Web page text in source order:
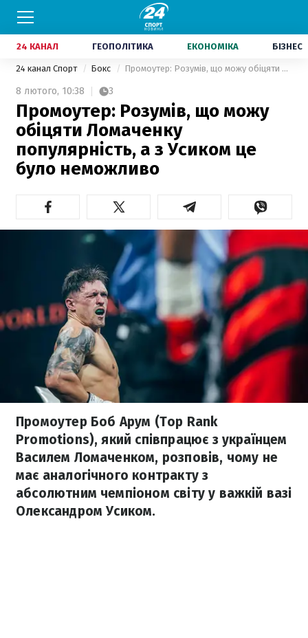
24 КАНАЛ ГЕОПОЛІТИКА ЕКОНОМІКА БІЗНЕС
24 канал Спорт Бокс Промоутер: Розумів, що можу обіцяти Ломаченку популярність, а з Усиком це було неможливо
8 лютого, 10:38 3
Промоутер: Розумів, що можу
обіцяти Ломаченку
популярність, а з Усиком це
було неможливо
Промоутер Боб Арум (Top Rank
Promotions), який співпрацює з українцем
Василем Ломаченком, розповів, чому не
має аналогічного контракту з
абсолютним чемпіоном світу у важкій вазі
Олександром Усиком.